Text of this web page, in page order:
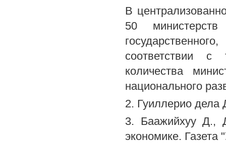
В
50 министерств
соответствии
количества
национального
2. Гуиллерио дела
3. Баажийхуу Д.,
экономике. Газета